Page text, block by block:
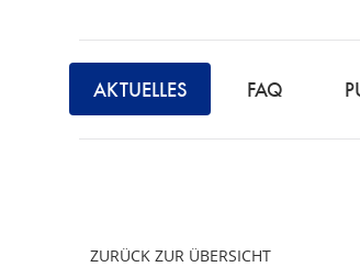
AKTUELLES FAQ
ZURÜCK ZUR ÜBERSICHT